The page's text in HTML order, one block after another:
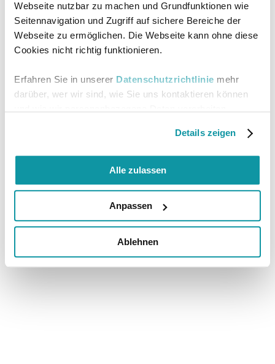
Webseite nutzbar zu machen und Grundfunktionen wie
Seitennavigation und Zugriff auf sichere Bereiche der
Webseite zu ermöglichen. Die Webseite kann ohne diese
Cookies nicht richtig funktionieren.
Erfahren Sie in unserer Datenschutzrichtlinie mehr
darüber, wer wir sind, wie Sie uns kontaktieren können
Details zeigen
Alle zulassen
Anpassen
Ablehnen